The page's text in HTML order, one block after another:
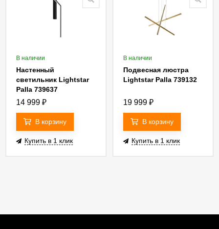
В наличии
Настенный
светильник Lightstar
Palla 739637
14 999 ₽
В корзину
Купить в 1 клик
В наличии
Подвесная люстра
Lightstar Palla 739132
19 999 ₽
В корзину
Купить в 1 клик